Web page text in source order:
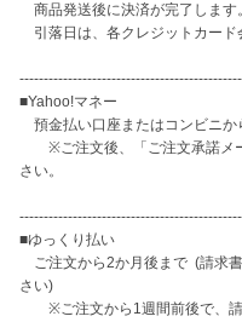
商品発送後に決済が完了します。
引落日は、各クレジットカード
■Yahoo!マネー
預金払い口座またはコンビニか
※ご注文後、「ご注文承諾メ
さい。
■ゆっくり払い
ご注文から2か月後まで  (請求
さい)
※ご注文から1週間前後で、請